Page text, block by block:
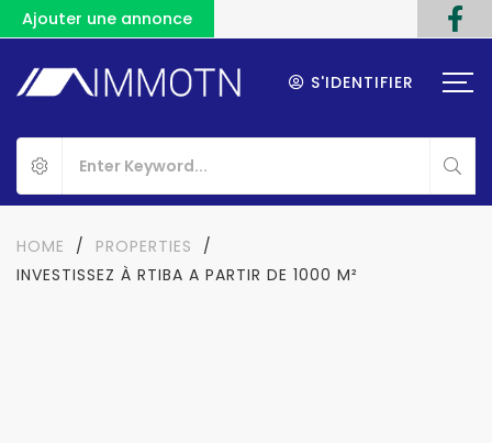
Ajouter une annonce
S'IDENTIFIER
HOME / PROPERTIES
/
INVESTISSEZ À RTIBA A PARTIR DE 1000 M²